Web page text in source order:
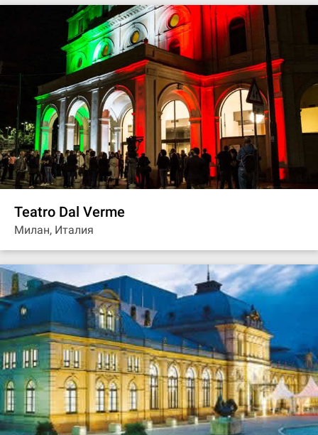
Teatro Dal Verme
Милан, Италия